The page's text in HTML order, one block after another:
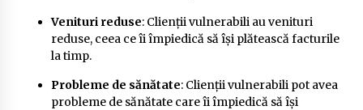
Venituri reduse: Clienții vulnerabili au venituri
reduse, ceea ce îi împiedică să își plătească facturile
la timp.
Probleme de sănătate: Clienții vulnerabili pot avea
probleme de sănătate care îi împiedică să își